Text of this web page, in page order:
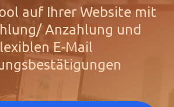
auf Ihrer Website mit
Anzahlung und
E-Mail